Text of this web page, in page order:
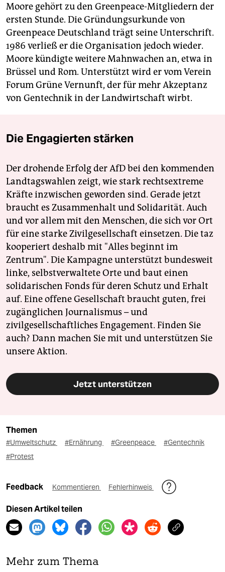
Moore gehört zu den Greenpeace-Mitgliedern der
ersten Stunde. Die Gründungsurkunde von
Greenpeace Deutschland trägt seine Unterschrift.
1986 verließ er die Organisation jedoch wieder.
Moore kündigte weitere Mahnwachen an, etwa in
Brüssel und Rom. Unterstützt wird er vom Verein
Forum Grüne Vernunft, der für mehr Akzeptanz
von Gentechnik in der Landwirtschaft wirbt.
Die Engagierten stärken
Der drohende Erfolg der AfD bei den kommenden
Landtagswahlen zeigt, wie stark rechtsextreme
Kräfte inzwischen geworden sind. Gerade jetzt
braucht es Zusammenhalt und Solidarität. Auch
und vor allem mit den Menschen, die sich vor Ort
für eine starke Zivilgesellschaft einsetzen. Die taz
kooperiert deshalb mit "Alles beginnt im
Zentrum". Die Kampagne unterstützt bundesweit
linke, selbstverwaltete Orte und baut einen
solidarischen Fonds für deren Schutz und Erhalt
auf. Eine offene Gesellschaft braucht guten, frei
zugänglichen Journalismus – und
zivilgesellschaftliches Engagement. Finden Sie
auch? Dann machen Sie mit und unterstützen Sie
unsere Aktion.
Jetzt unterstützen
Themen
#Umweltschutz #Ernährung #Greenpeace
#Gentechnik
#Protest
Feedback Kommentieren Fehlerhinweis
Diesen Artikel teilen
Mehr zum Thema